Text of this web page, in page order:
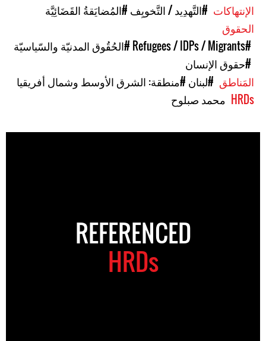
الإنتهاكات #التَّهدِيد / التَّخويِف #المُضايَقةُ القَضَائِيَّة
الحقوق
#Refugees / IDPs / Migrants
#الحُقُوق المدنيّة والسّياسيّة
#حقوق الإنسان
المَناطق #لبنان #منطقة: الشرق الأوسط وشمال أفريقيا
HRDs محمد صبلوح
REFERENCED
HRDs